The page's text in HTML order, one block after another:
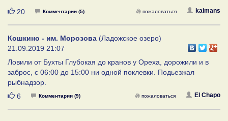
Нравится
20 Комментарии (5) kaimans
пожаловаться
Кошкино - им. Морозова (Ладожское озеро)
21.09.2019 21:07
Ловили от Бухты Глубокая до кранов у Ореха, дорожили и в
заброс, с 06:00 до 15:00 ни одной поклевки. Подьезжал
рыбнадзор.
Нравится
6 Комментарии (9) El Chapo
пожаловаться